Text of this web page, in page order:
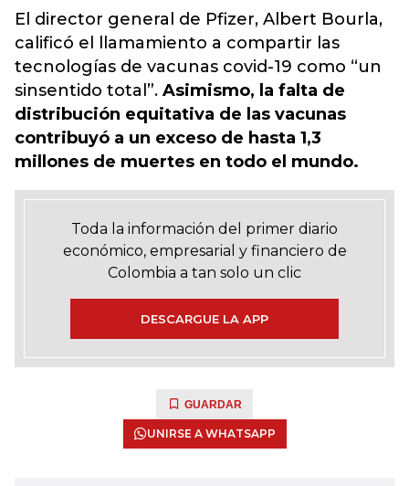
El director general de Pfizer, Albert Bourla,
calificó el llamamiento a compartir las
tecnologías de vacunas covid-19 como “un
sinsentido total”. Asimismo, la falta de
distribución equitativa de las vacunas
contribuyó a un exceso de hasta 1,3
millones de muertes en todo el mundo.
Toda la información del primer diario
económico, empresarial y financiero de
Colombia a tan solo un clic
DESCARGUE LA APP
GUARDAR
UNIRSE A WHATSAPP